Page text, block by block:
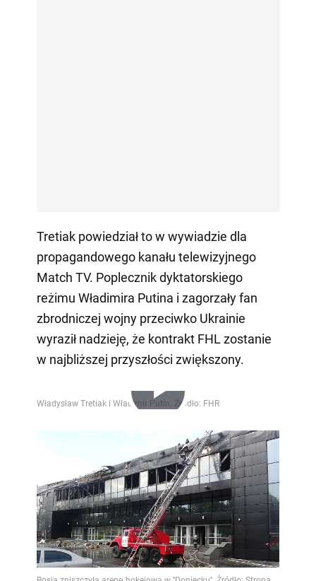
Tretiak powiedział to w wywiadzie dla
propagandowego kanału telewizyjnego
Match TV. Poplecznik dyktatorskiego
reżimu Władimira Putina i zagorzały fan
zbrodniczej wojny przeciwko Ukrainie
wyraził nadzieję, że kontrakt FHL zostanie
w najbliższej przyszłości zwiększony.
Play
Video